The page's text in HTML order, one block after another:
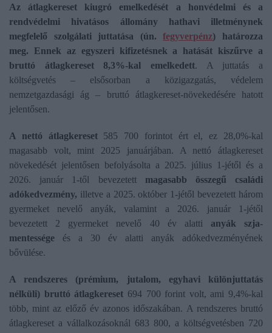
Az átlagkereset kiugró emelkedését a honvédelmi és a
rendvédelmi hivatásos állomány hathavi illetménynek
megfelelő szolgálati juttatása (ún.fegyverpénz) határozza
meg. Ennek az egyszeri kifizetésnek a hatását kiszűrve a
bruttó átlagkereset 8,3%-kal emelkedett. A juttatás a
költségvetés – elsősorban a közigazgatás, védelem
nemzetgazdasági ág – bruttó átlagkereset-növekedésére hatott
jelentősen.
A nettó átlagkereset585 700 forintot ért el, ez 28,0%-kal
magasabb volt, mint 2025 januárjában. A nettó átlagkereset
növekedését jelentősen befolyásolta a 2025. július 1-jétől és a
2026. január 1-től bevezetett magasabb összegű családi
adókedvezmény, illetve a 2025. október 1-jétől bevezetett három
gyermeket nevelő anyák, valamint a 2026. január 1-jétől
bevezetett 2 gyermeket nevelő 40 év alatti anyák szja-
mentessége és a 30 év alatti anyák adókedvezményének
bővülése.
A rendszeres (prémium, jutalom, egyhavi különjuttatás
nélküli) bruttó átlagkereset 694 700 forint volt, ami 9,4%-kal
több, mint az előző év azonos időszakában. A rendszeres bruttó
átlagkereset a vállalkozásoknál 683 800, a költségvetésben 720